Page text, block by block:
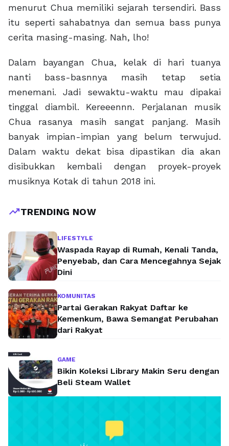
menurut Chua memiliki sejarah tersendiri. Bass
itu seperti sahabatnya dan semua bass punya
cerita masing-masing. Nah, lho!
Dalam bayangan Chua, kelak di hari tuanya
nanti bass-basnnya masih tetap setia
menemani. Jadi sewaktu-waktu mau dipakai
tinggal diambil. Kereeennn. Perjalanan musik
Chua rasanya masih sangat panjang. Masih
banyak impian-impian yang belum terwujud.
Dalam waktu dekat bisa dipastikan dia akan
disibukkan kembali dengan proyek-proyek
musiknya Kotak di tahun 2018 ini.
trending_upTRENDING NOW
LIFESTYLE
Waspada Rayap di Rumah, Kenali Tanda,
Penyebab, dan Cara Mencegahnya Sejak
Dini
KOMUNITAS
Partai Gerakan Rakyat Daftar ke
Kemenkum, Bawa Semangat Perubahan
dari Rakyat
GAME
Bikin Koleksi Library Makin Seru dengan
Beli Steam Wallet